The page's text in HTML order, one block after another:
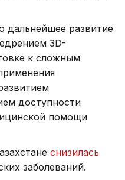
дальнейшее развитие
3D-
к сложным
доступности
помощи
снизилась
заболеваний.